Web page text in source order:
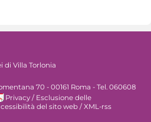
di Villa Torlonia
70 - 00161 Roma - Tel. 060608
Privacy / Esclusione delle
del sito web / XML-rss